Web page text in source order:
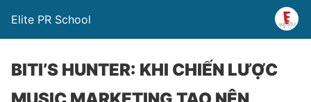
Elite PR School
BITI’S HUNTER: KHI CHIẾN LƯỢC